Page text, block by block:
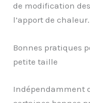
de modification
l’apport de chaleur.
Bonnes pratiques
petite taille
Indépendamment